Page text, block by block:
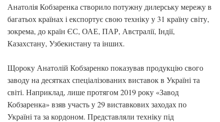
Анатолія Кобзаренка створило потужну дилерську мережу в
багатьох країнах і експортує свою техніку у 31 країну світу,
зокрема, до країн ЄС, ОАЕ, ПАР, Австралії, Індії,
Казахстану, Узбекистану та інших.
Щороку Анатолій Кобзаренко показував продукцію свого
заводу на десятках спеціалізованих виставок в Україні та
світі. Наприклад, лише протягом 2019 року «Завод
Кобзаренка» взяв участь у 29 виставкових заходах по
Україні та за кордоном. Представляли техніку під